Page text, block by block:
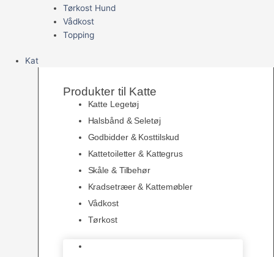
Tørkost Hund
Vådkost
Topping
Kat
Produkter til Katte
Katte Legetøj
Halsbånd & Seletøj
Godbidder & Kosttilskud
Kattetoiletter & Kattegrus
Skåle & Tilbehør
Kradsetræer & Kattemøbler
Vådkost
Tørkost